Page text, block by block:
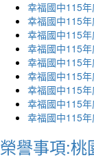
幸福國中115
幸福國中115
幸福國中115
幸福國中115
幸福國中115
幸福國中115
幸福國中115
幸福國中115
幸福國中115
榮譽事項:桃